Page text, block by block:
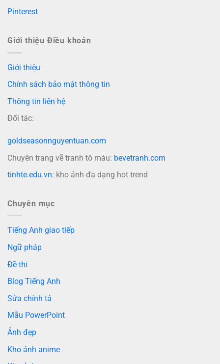
Pinterest
Giới thiệu Điều khoản
Giới thiệu
Chính sách bảo mật thông tin
Thông tin liên hệ
Đối tác:
goldseasonnguyentuan.com
Chuyên trang vẽ tranh tô màu: bevetranh.com
tinhte.edu.vn: kho ảnh đa dạng hot trend
Chuyên mục
Tiếng Anh giao tiếp
Ngữ pháp
Đề thi
Blog Tiếng Anh
Sửa chính tả
Mẫu PowerPoint
Ảnh đẹp
Kho ảnh anime